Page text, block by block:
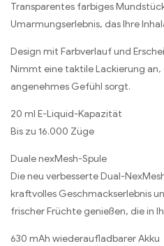
Transparentes farbiges
Umarmungserlebnis, das Ihre
Design mit Farbverlauf und
Nimmt eine taktile Lackierung
angenehmes Gefühl sorgt.
20 ml E-Liquid-Kapazität
Bis zu 16.000 Züge
Duale nexMesh-Spule
Die neu verbesserte Dual-
kraftvolles Geschmackserlebnis
frischer Früchte genießen, die in
630 mAh wiederaufladbarer Akku